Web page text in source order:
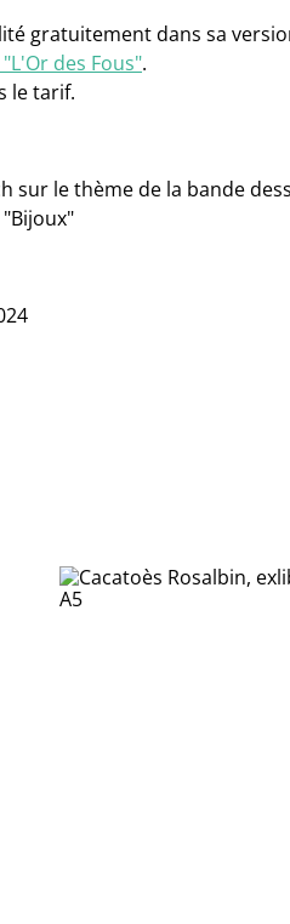
gratuitement dans sa
des Fous".
le tarif.
sur le thème de la bande